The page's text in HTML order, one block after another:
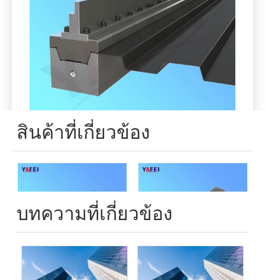
เราจัดหามาตรฐานและการออกแบบที่กำหนด
เอง เราสามารถเสนอมาตรฐานหรือไม่ได้
มาตรฐานใด ๆ (ตัวเองอยู่ตรงกลาง 2V ตาย,
เดี่ยว v ตาย, มัลติ v ตาย, ชุด Hemming,
แสตมป์, ผู้ถือพ่อแม่พิมพ์, อะแดปเตอร์, แทรก
ตาย, เครื่องมือรัศมี ฯลฯ ) สำหรับระบบเบรก
กดหลัก เช่น Amada, LVD, Craftpress, ACL,
Dener, Deratech, Promecam-Euro Style,
Trumpf-Wila, Beyeler, Yangli, Yawei, YSD
ฯลฯ เราสามารถจัดหาการเลือกที่หลากหลาย
ของมาตรฐาน รูปร่างหรือทำเครื่องมือพิเศษ
ความยาว 6,000-8,000 มม. ในชิ้นเดียว